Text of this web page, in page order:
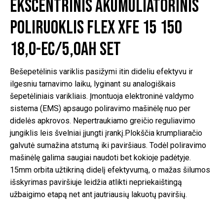
EC/5,0Ah
Set
Ekscentrinis akumuliatorinis
poliruoklis FLEX XFE 15 150
18,0-EC/5,0Ah Set
Bešepetėlinis variklis pasižymi itin dideliu efektyvu ir
ilgesniu tarnavimo laiku, lyginant su analogiškais
šepetėliniais varikliais. Įmontuoja elektroninė valdymo
sistema (EMS) apsaugo poliravimo mašinėlę nuo per
didelės apkrovos. Nepertraukiamo greičio reguliavimo
jungiklis leis švelniai įjungti įrankį.Plokščia krumpliaračio
galvutė sumažina atstumą iki paviršiaus. Todėl poliravimo
mašinėlę galima saugiai naudoti bet kokioje padėtyje.
15mm orbita užtikriną didelį efektyvumą, o mažas šilumos
išskyrimas paviršiuje leidžia atlikti nepriekaištingą
užbaigimo etapą net ant jautriausių lakuotų paviršių.